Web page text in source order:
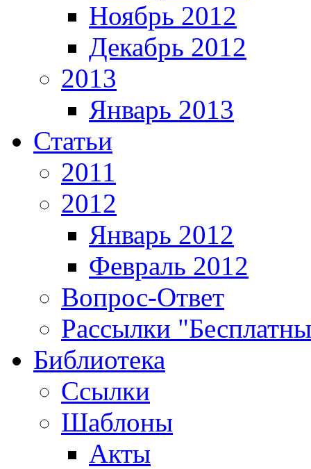
Ноябрь 2012
Декабрь 2012
2013
Январь 2013
Статьи
2011
2012
Январь 2012
Февраль 2012
Вопрос-Ответ
Рассылки
Библиотека
Ссылки
Шаблоны
Акты